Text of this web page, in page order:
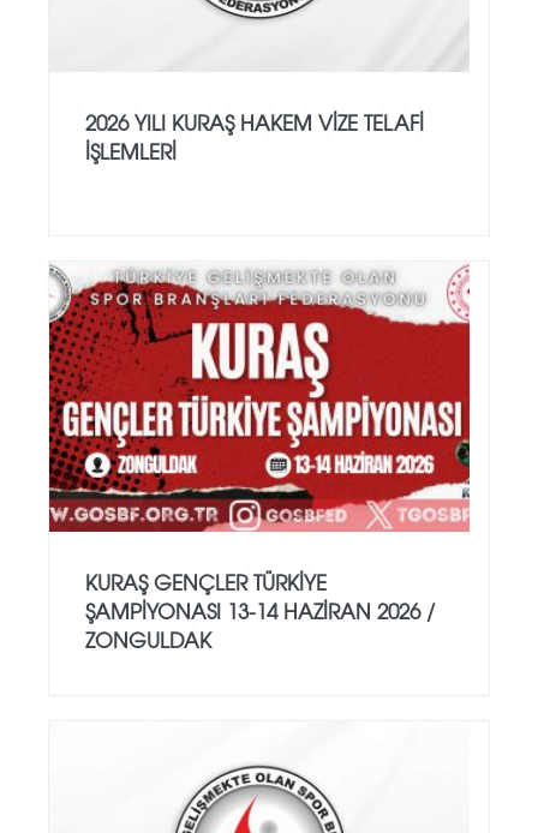
2026 YILI KURAŞ HAKEM VİZE TELAFİ
İŞLEMLERİ
KURAŞ GENÇLER TÜRKİYE
ŞAMPİYONASI 13-14 HAZİRAN 2026 /
ZONGULDAK